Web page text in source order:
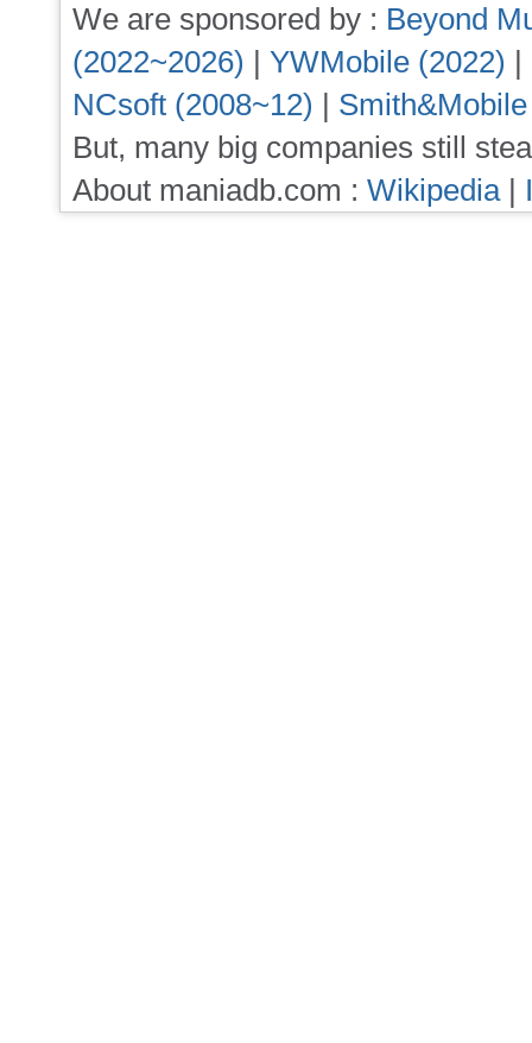
We are sponsored by : Beyond
(2022~2026) | YWMobile (2022) |
NCsoft (2008~12) |
But, many big companies still
About maniadb.com : Wikipedia|